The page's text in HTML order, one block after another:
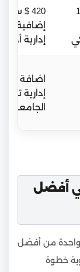
420 $
إضافية،
إدارية أخرى.
اضافة الى
إدارية
الجامعة.
في أفضل
كواحدة من أفضل
خطوة